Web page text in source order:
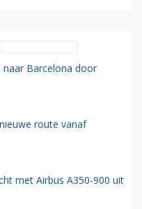
naar Barcelona door
route vanaf
met Airbus A350-900 uit